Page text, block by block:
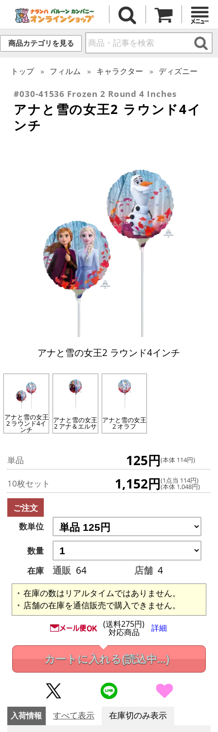
商品カテゴリを見る
トップ フィルム キャラクター ディズニー
#030-41536 Frozen 2 Round 4 Inches
アナと雪の女王2 ラウンド4イ
ンチ
アナと雪の女王2 ラウンド4インチ
アナと雪の女王
2 ラウンド4イ
ンチ
アナと雪の女王
2 アナ＆エルサ
アナと雪の女王
2 オラフ
単品 125円(本体 114円)
10枚セット 1,152円(1点当 114円)
(本体 1,048円)
ご注文
数単位
数量
在庫
通販 64 店舗 4
在庫の数はリアルタイムではありません。
店舗の在庫を通信販売で購入できません。
(送料275円)
対応商品 詳細
カートに入れる(読込中...)
入荷情報 すべて表示 在庫切のみ表示